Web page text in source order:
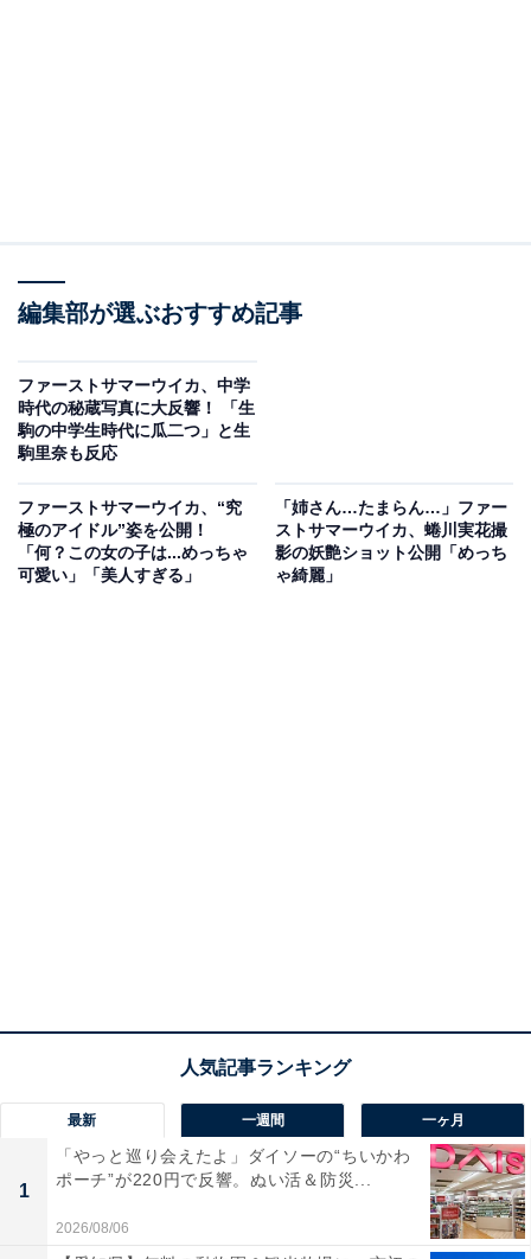
編集部が選ぶおすすめ記事
ファーストサマーウイカ、中学
時代の秘蔵写真に大反響！ 「生
駒の中学生時代に瓜二つ」と生
駒里奈も反応
ファーストサマーウイカ、“究
極のアイドル”姿を公開！
「何？この女の子は...めっちゃ
可愛い」「美人すぎる」
「姉さん…たまらん…」ファー
ストサマーウイカ、蜷川実花撮
影の妖艶ショット公開「めっち
ゃ綺麗」
最新 一週間 一ヶ月
1
「やっと巡り会えたよ」ダイソーの“ちいかわ
ポーチ”が220円で反響。ぬい活＆防災...
2026/08/06